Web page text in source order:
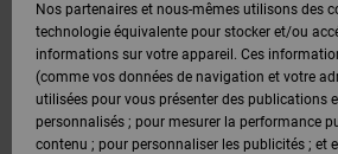
Nos partenaires et nous-mêmes utilisons des
technologie équivalente pour stocker et/ou
informations sur votre appareil. Ces
(comme vos données de navigation et votre
utilisées pour vous présenter des publications
personnalisés ; pour mesurer la performance
contenu ; pour personnaliser les publicités ; et